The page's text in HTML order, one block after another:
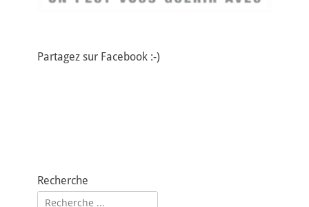
Partagez sur Facebook :-)
Recherche
Rechercher :